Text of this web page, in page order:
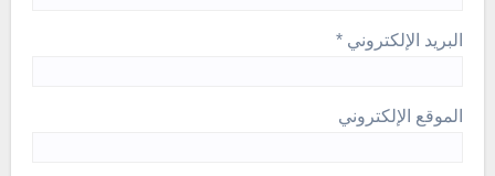
البريد الإلكتروني*
الموقع الإلكتروني